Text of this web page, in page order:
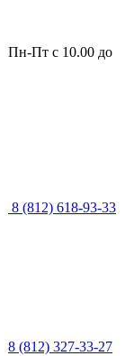
Пн-Пт с 10.00 до
8 (812) 618-93-33
8 (812) 327-33-27